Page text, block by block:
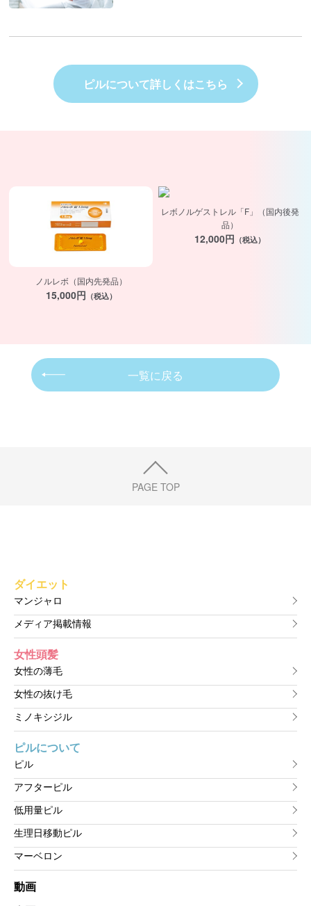
ピルについて詳しくはこちら
ノルレボ（国内先発品）
15,000円 （税込）
レボノルゲストレル「F」（国内後発
品）
12,000円 （税込）
一覧に戻る
PAGE TOP
ダイエット
マンジャロ
メディア掲載情報
女性頭髪
女性の薄毛
女性の抜け毛
ミノキシジル
ピルについて
ピル
アフターピル
低用量ピル
生理日移動ピル
マーベロン
動画